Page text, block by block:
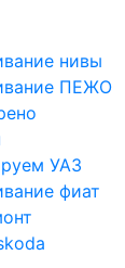
нивы
ПЕЖО
УАЗ
фиат